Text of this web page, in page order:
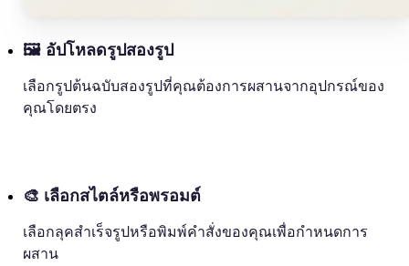
🖼 อัปโหลดรูปสองรูป
เลือกรูปต้นฉบับสองรูปที่คุณต้องการผสานจากอุปกรณ์ของ
คุณโดยตรง
🎨 เลือกสไตล์หรือพรอมต์
เลือกลุคสำเร็จรูปหรือพิมพ์คำสั่งของคุณเพื่อกำหนดการ
ผสาน